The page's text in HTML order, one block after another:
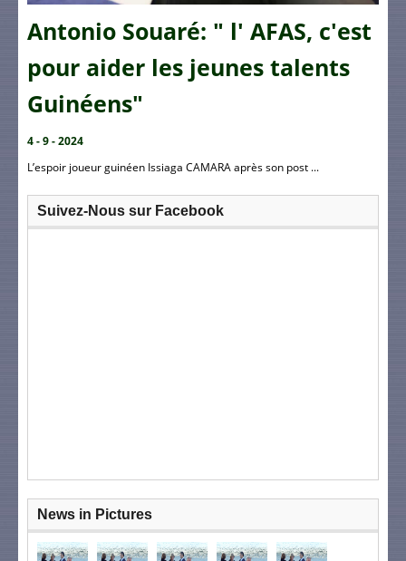
Antonio Souaré: " l' AFAS, c'est
pour aider les jeunes talents
Guinéens"
4 - 9 - 2024
L’espoir joueur guinéen Issiaga CAMARA après son post ...
Suivez-Nous sur Facebook
News in Pictures